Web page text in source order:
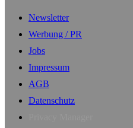
Newsletter
Werbung / PR
Jobs
Impressum
AGB
Datenschutz